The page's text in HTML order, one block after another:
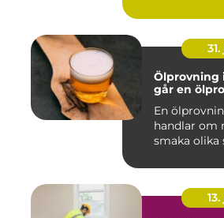
Ölprovning
går en
En
handlar om
smaka olika